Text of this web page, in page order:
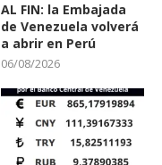
AL FIN: la Embajada
de Venezuela volverá
a abrir en Perú
06/08/2026